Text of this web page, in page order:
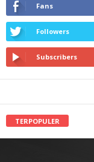
Fans
Followers
Subscribers
TERPOPULER